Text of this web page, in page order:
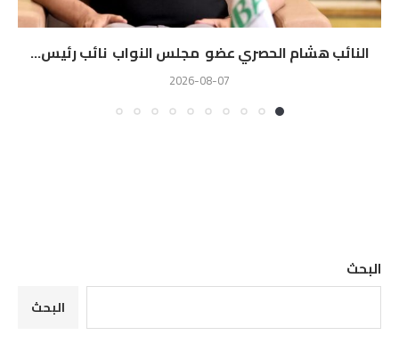
النائب هشام الحصري عضو مجلس النواب نائب رئيس...
2026-08-07
البحث
البحث